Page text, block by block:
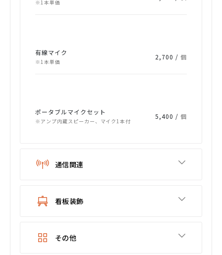
※1本単価
有線マイク
※1本単価
2,700 /個
ポータブルマイクセット
※アンプ内蔵スピーカー、マイク1本付
5,400 /個
通信関連
看板装飾
その他